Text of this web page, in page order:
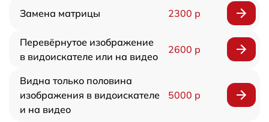
Замена матрицы 2300 р
Перевёрнутое изображение
в видоискателе или на видео
2600 р
Видна только половина
изображения в видоискателе
и на видео
5000 р